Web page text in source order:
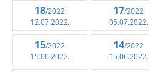
18/2022
12.07.2022.
17/2022
05.07.2022.
15/2022
15.06.2022.
14/2022
15.06.2022.